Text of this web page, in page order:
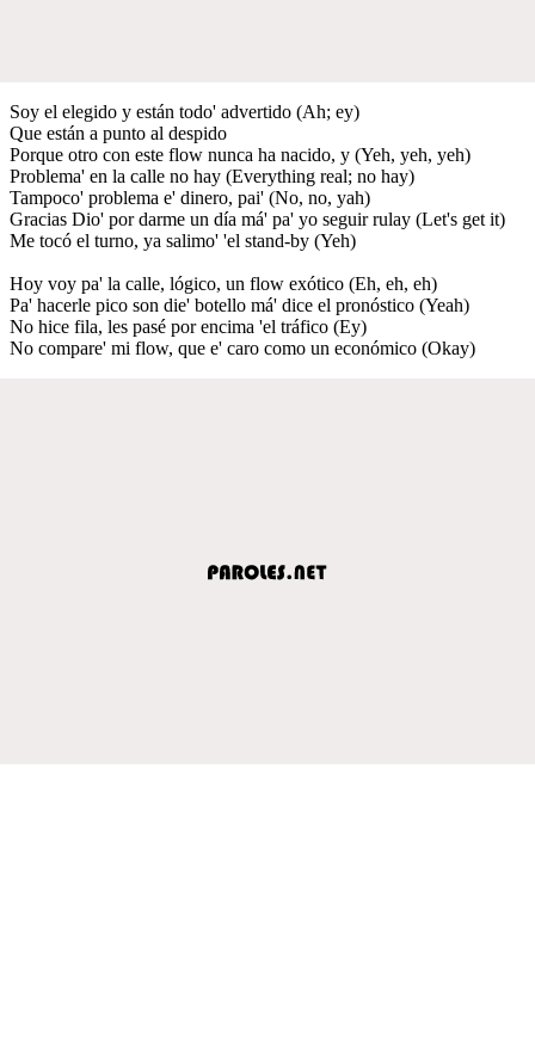
Soy el elegido y están todo' advertido (Ah; ey)
Que están a punto al despido
Porque otro con este flow nunca ha nacido, y (Yeh, yeh, yeh)
Problema' en la calle no hay (Everything real; no hay)
Tampoco' problema e' dinero, pai' (No, no, yah)
Gracias Dio' por darme un día má' pa' yo seguir rulay (Let's get it)
Me tocó el turno, ya salimo' 'el stand-by (Yeh)
Hoy voy pa' la calle, lógico, un flow exótico (Eh, eh, eh)
Pa' hacerle pico son die' botello má' dice el pronóstico (Yeah)
No hice fila, les pasé por encima 'el tráfico (Ey)
No compare' mi flow, que e' caro como un económico (Okay)